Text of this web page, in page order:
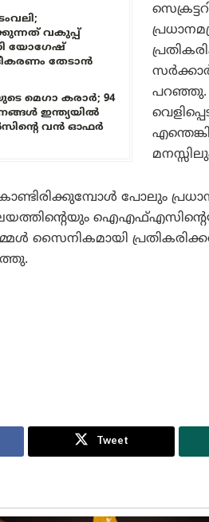
വകുപ്പ്
യോഗേഷ്
തേടാൻ
മെഗാ കരാർ; 94
ഇന്ത്യയിൽ
വൻ ഓഫർ
പറഞ്ഞു.
പോലും
സൈനികമായി
Tweet